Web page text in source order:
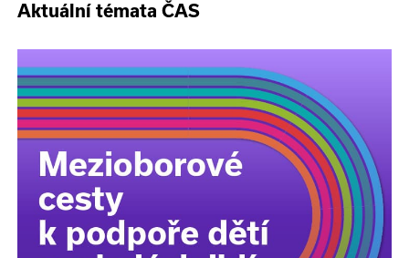
Aktuální témata ČAS